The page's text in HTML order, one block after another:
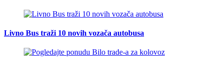
Livno Bus traži 10 novih vozača autobusa